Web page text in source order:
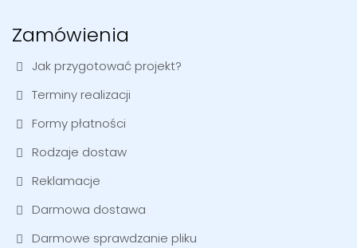
Zamówienia
Jak przygotować projekt?
Terminy realizacji
Formy płatności
Rodzaje dostaw
Reklamacje
Darmowa dostawa
Darmowe sprawdzanie pliku